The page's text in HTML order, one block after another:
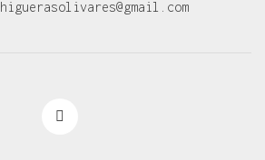
higuerasolivares@gmail.com